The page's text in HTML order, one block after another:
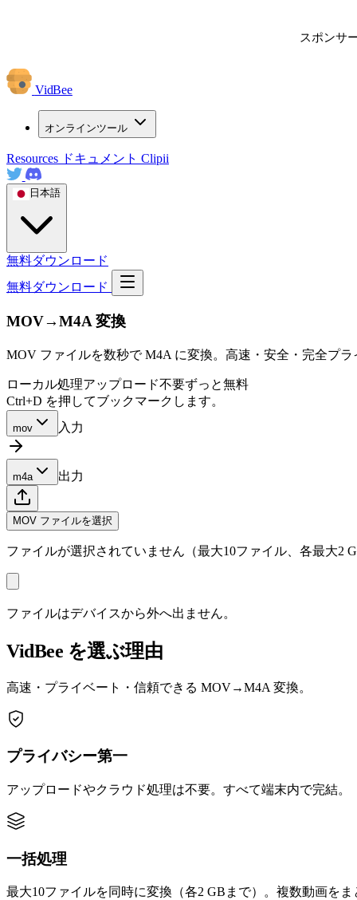
スポンサ
VidBee
オンラインツール
Resources ドキュメント Clipii
日本語
無料ダウンロード
無料ダウンロード
MOV→M4A 変換
MOV ファイルを数秒で M4A に変換。高速・安全・完全プ
ローカル処理アップロード不要ずっと無料
Ctrl+D を押してブックマークします。
mov 入力
m4a 出力
MOV ファイルを選択
ファイルが選択されていません（最大10ファイル、各最大2
ファイルはデバイスから外へ出ません。
VidBee を選ぶ理由
高速・プライベート・信頼できる MOV→M4A 変換。
プライバシー第一
アップロードやクラウド処理は不要。すべて端末内で完結。
一括処理
最大10ファイルを同時に変換（各2 GBまで）。複数動画を